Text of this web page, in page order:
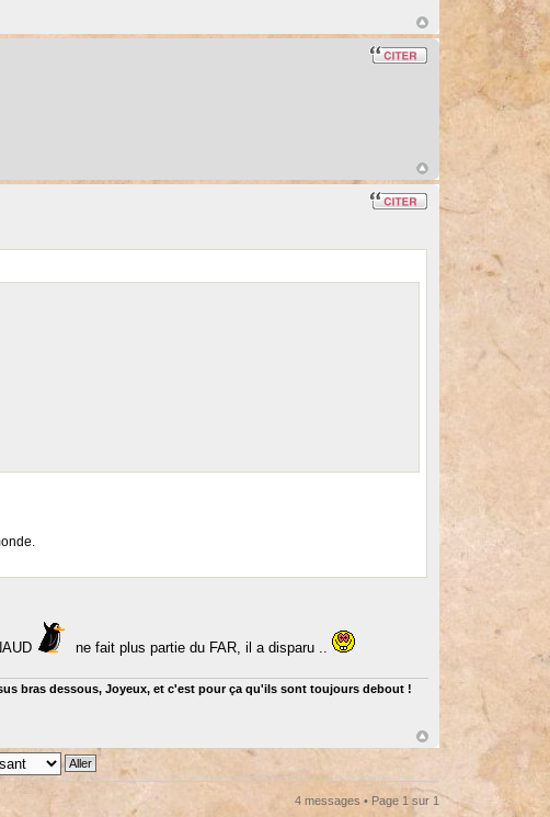
ne fait plus partie du FAR, il a disparu ..
bras dessous, Joyeux, et c'est pour ça qu'ils sont toujours debout !
4 messages • Page 1 sur 1